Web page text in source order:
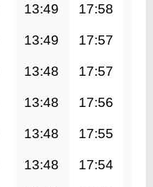
13:49 17:58
13:49 17:57
13:48 17:57
13:48 17:56
13:48 17:55
13:48 17:54